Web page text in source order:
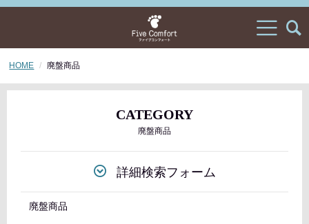
HOME 廃盤商品
CATEGORY
廃盤商品
詳細検索フォーム
廃盤商品